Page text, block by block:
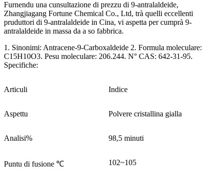
Furnendu una cunsultazione di prezzu di 9-antralaldeide,
Zhangjiagang Fortune Chemical Co., Ltd, trà quelli eccellenti
pruduttori di 9-antralaldeide in Cina, vi aspetta per cumprà 9-
antralaldeide in massa da a so fabbrica.
1. Sinonimi: Antracene-9-Carboxaldeide 2. Formula moleculare:
C15H10O3. Pesu moleculare: 206.244. N° CAS: 642-31-95.
Specifiche:
Articuli Indice
Aspettu Polvere cristallina gialla
Analisi% 98,5 minuti
Puntu di fusione ℃ 102~105